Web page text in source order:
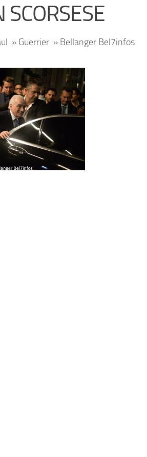
» Guerrier » Bellanger Bel7infos